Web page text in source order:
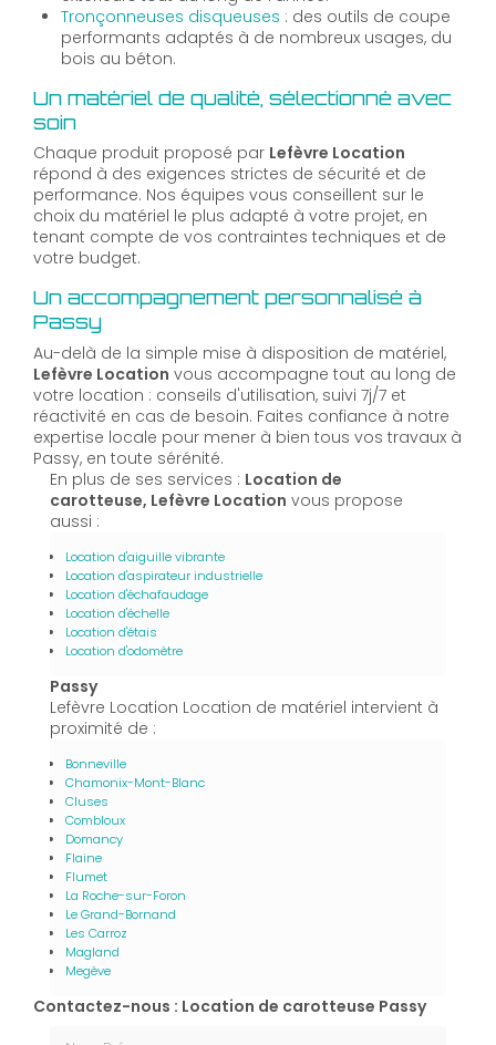
Tronçonneuses disqueuses : des outils de coupe
performants adaptés à de nombreux usages, du
bois au béton.
Un matériel de qualité, sélectionné avec
soin
Chaque produit proposé par Lefèvre Location
répond à des exigences strictes de sécurité et de
performance. Nos équipes vous conseillent sur le
choix du matériel le plus adapté à votre projet, en
tenant compte de vos contraintes techniques et de
votre budget.
Un accompagnement personnalisé à
Passy
Au-delà de la simple mise à disposition de matériel,
Lefèvre Location vous accompagne tout au long de
votre location : conseils d'utilisation, suivi 7j/7 et
réactivité en cas de besoin. Faites confiance à notre
expertise locale pour mener à bien tous vos travaux à
Passy, en toute sérénité.
En plus de ses services : Location de
carotteuse, Lefèvre Location vous propose
aussi :
Location d'aiguille vibrante
Location d'aspirateur industrielle
Location d'échafaudage
Location d'échelle
Location d'étais
Location d'odomètre
Passy
Lefèvre Location Location de matériel intervient à
proximité de :
Bonneville
Chamonix-Mont-Blanc
Cluses
Combloux
Domancy
Flaine
Flumet
La Roche-sur-Foron
Le Grand-Bornand
Les Carroz
Magland
Megève
Contactez-nous : Location de carotteuse Passy